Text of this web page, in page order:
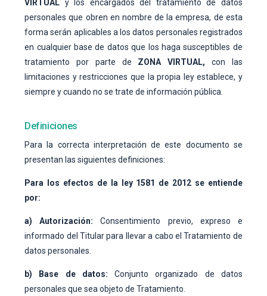
VIRTUAL y los encargados del tratamiento de datos
personales que obren en nombre de la empresa, de esta
forma serán aplicables a los datos personales registrados
en cualquier base de datos que los haga susceptibles de
tratamiento por parte de ZONA VIRTUAL, con las
limitaciones y restricciones que la propia ley establece, y
siempre y cuando no se trate de información pública.
Definiciones
Para la correcta interpretación de este documento se
presentan las siguientes definiciones:
Para los efectos de la ley 1581 de 2012 se entiende
por:
a) Autorización: Consentimiento previo, expreso e
informado del Titular para llevar a cabo el Tratamiento de
datos personales.
b) Base de datos: Conjunto organizado de datos
personales que sea objeto de Tratamiento.